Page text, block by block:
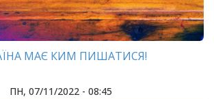
МАЄ КИМ ПИШАТИСЯ!
ПН, 07/11/2022 - 08:45